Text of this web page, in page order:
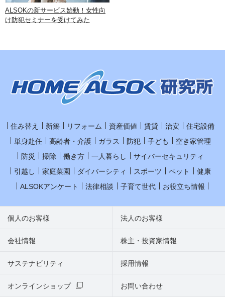
ALSOKの新サービス始動！女性向
け防犯セミナーを受けてみた
住み替え 新築 リフォーム 資産価値 賃貸 治安
住宅設備
単身赴任
高齢者・介護 ガラス 防犯 子ども
空き家管理
防災
掃除 働き方 一人暮らし
サイバーセキュリティ
引越し
家庭菜園 ダイバーシティ スポーツ ペット
健康
ALSOKアンケート
法律相談 子育て世代 お役立ち情報
個人のお客様 法人のお客様
会社情報 株主・投資家情報
サステナビリティ
オンラインショップ お問い合わせ
採用情報